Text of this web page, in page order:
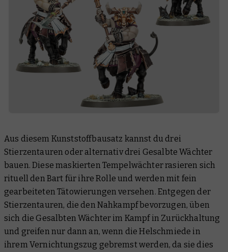
Aus diesem Kunststoffbausatz kannst du drei
Stierzentauren oder alternativ drei Gesalbte Wächter
bauen. Diese maskierten Tempelwächter rasieren sich
rituell den Bart für ihre Rolle und werden mit fein
gearbeiteten Tätowierungen versehen. Entgegen der
Stierzentauren, die den Nahkampf bevorzugen, üben
sich die Gesalbten Wächter im Kampf in Zurückhaltung
und greifen nur dann an, wenn die Helschmiede in
ihrem Vernichtungszug gebremst werden, da sie dies